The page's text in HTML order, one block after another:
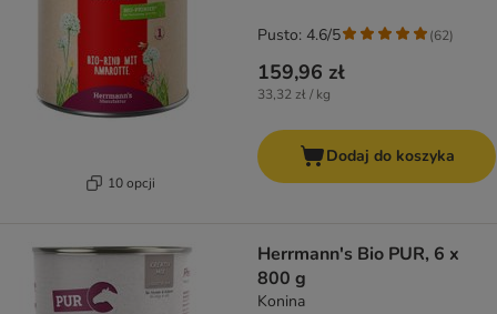
10 opcji
159,96 zł
33,32 zł / kg
Pusto: 4.6/5 (62)
Dodaj do koszyka
Herrmann's Bio PUR, 6 x
800 g
Konina